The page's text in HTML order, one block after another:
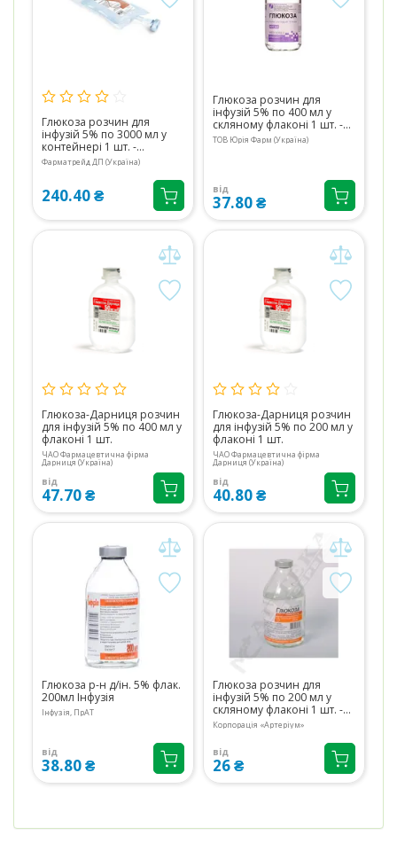
Глюкоза розчин для
інфузій 5% по 3000 мл у
контейнері 1 шт. -
Фарматрейд
Фарматрейд ДП (Україна)
240.40 ₴
Глюкоза розчин для
інфузій 5% по 400 мл у
скляному флаконі 1 шт. -
Юрія-Фарм
ТОВ Юрія Фарм (Україна)
від
37.80 ₴
Глюкоза-Дарниця розчин
для інфузій 5% по 400 мл у
флаконі 1 шт.
ЧАО Фармацевтична фірма
Дарниця (Україна)
від
47.70 ₴
Глюкоза-Дарниця розчин
для інфузій 5% по 200 мл у
флаконі 1 шт.
ЧАО Фармацевтична фірма
Дарниця (Україна)
від
40.80 ₴
Глюкоза р-н д/ін. 5% флак.
200мл Інфузія
Інфузія, ПрАТ
від
38.80 ₴
Глюкоза розчин для
інфузій 5% по 200 мл у
скляному флаконі 1 шт. -
Артеріум
Корпорація «Артеріум»
від
26 ₴